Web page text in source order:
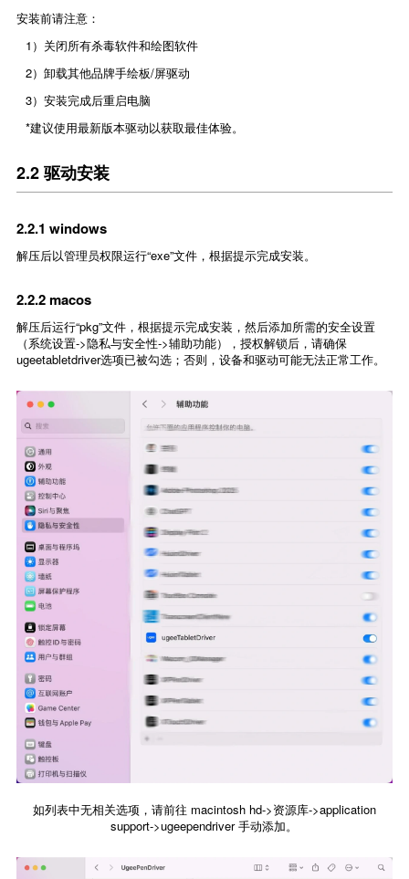
安装前请注意：
1）关闭所有杀毒软件和绘图软件
2）卸载其他品牌手绘板/屏驱动
3）安装完成后重启电脑
*建议使用最新版本驱动以获取最佳体验。
2.2 驱动安装
2.2.1 windows
解压后以管理员权限运行“exe”文件，根据提示完成安装。
2.2.2 macos
解压后运行“pkg”文件，根据提示完成安装，然后添加所需的安全设置
（系统设置->隐私与安全性->辅助功能），授权解锁后，请确保
ugeetabletdriver选项已被勾选；否则，设备和驱动可能无法正常工作。
如列表中无相关选项，请前往 macintosh hd->资源库->application
support->ugeependriver 手动添加。